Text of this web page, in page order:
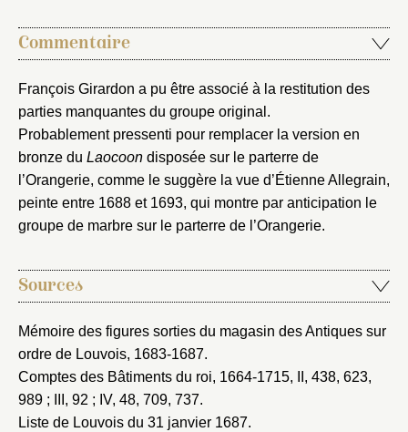
Commentaire
François Girardon a pu être associé à la restitution des
parties manquantes du groupe original.
Probablement pressenti pour remplacer la version en
bronze du Laocoon disposée sur le parterre de
l’Orangerie, comme le suggère la vue d’Étienne Allegrain,
peinte entre 1688 et 1693, qui montre par anticipation le
groupe de marbre sur le parterre de l’Orangerie.
Sources
Mémoire des figures sorties du magasin des Antiques sur
ordre de Louvois, 1683-1687.
Comptes des Bâtiments du roi, 1664-1715, II, 438, 623,
989 ; III, 92 ; IV, 48, 709, 737.
Liste de Louvois du 31 janvier 1687.
Créer et ajouter
Envoyer
Vous n'êtes pas encore inscrit ?Créer un compte
Vous avez oublié votre mot de passe ?Cliquez ici